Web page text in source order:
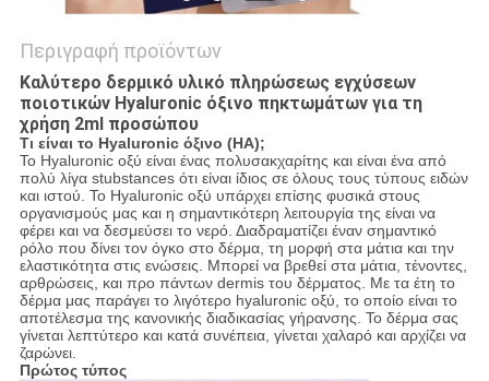
Περιγραφή προϊόντων
Καλύτερο δερμικό υλικό πληρώσεως εγχύσεων
ποιοτικών Hyaluronic όξινο πηκτωμάτων για τη
χρήση 2ml προσώπου
Τι είναι το Hyaluronic όξινο (HA);
Το Hyaluronic οξύ είναι ένας πολυσακχαρίτης και είναι ένα από
πολύ λίγα stubstances ότι είναι ίδιος σε όλους τους τύπους ειδών
και ιστού. Το Hyaluronic οξύ υπάρχει επίσης φυσικά στους
οργανισμούς μας και η σημαντικότερη λειτουργία της είναι να
φέρει και να δεσμεύσει το νερό. Διαδραματίζει έναν σημαντικό
ρόλο που δίνει τον όγκο στο δέρμα, τη μορφή στα μάτια και την
ελαστικότητα στις ενώσεις. Μπορεί να βρεθεί στα μάτια, τένοντες,
αρθρώσεις, και προ πάντων dermis του δέρματος. Με τα έτη το
δέρμα μας παράγει το λιγότερο hyaluronic οξύ, το οποίο είναι το
αποτέλεσμα της κανονικής διαδικασίας γήρανσης. Το δέρμα σας
γίνεται λεπτύτερο και κατά συνέπεια, γίνεται χαλαρό και αρχίζει να
ζαρώνει.
Πρώτος τύπος